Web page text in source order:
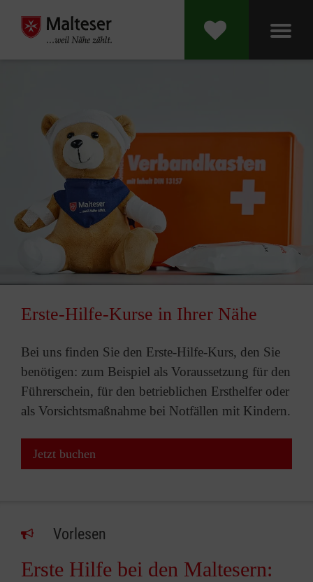
Erste-Hilfe-Kurse in Ihrer Nähe
Bei uns finden Sie den Erste-Hilfe-Kurs, den Sie
benötigen: zum Beispiel als Voraussetzung für den
Führerschein, für den betrieblichen Ersthelfer oder
als Vorsichtsmaßnahme bei Notfällen mit Kindern.
Jetzt buchen
Vorlesen
Erste Hilfe bei den Maltesern: